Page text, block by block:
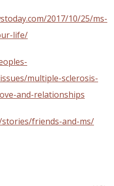
2017/10/25/ms-
life/
multiple-sclerosis-
and-relationships
friends-and-ms/